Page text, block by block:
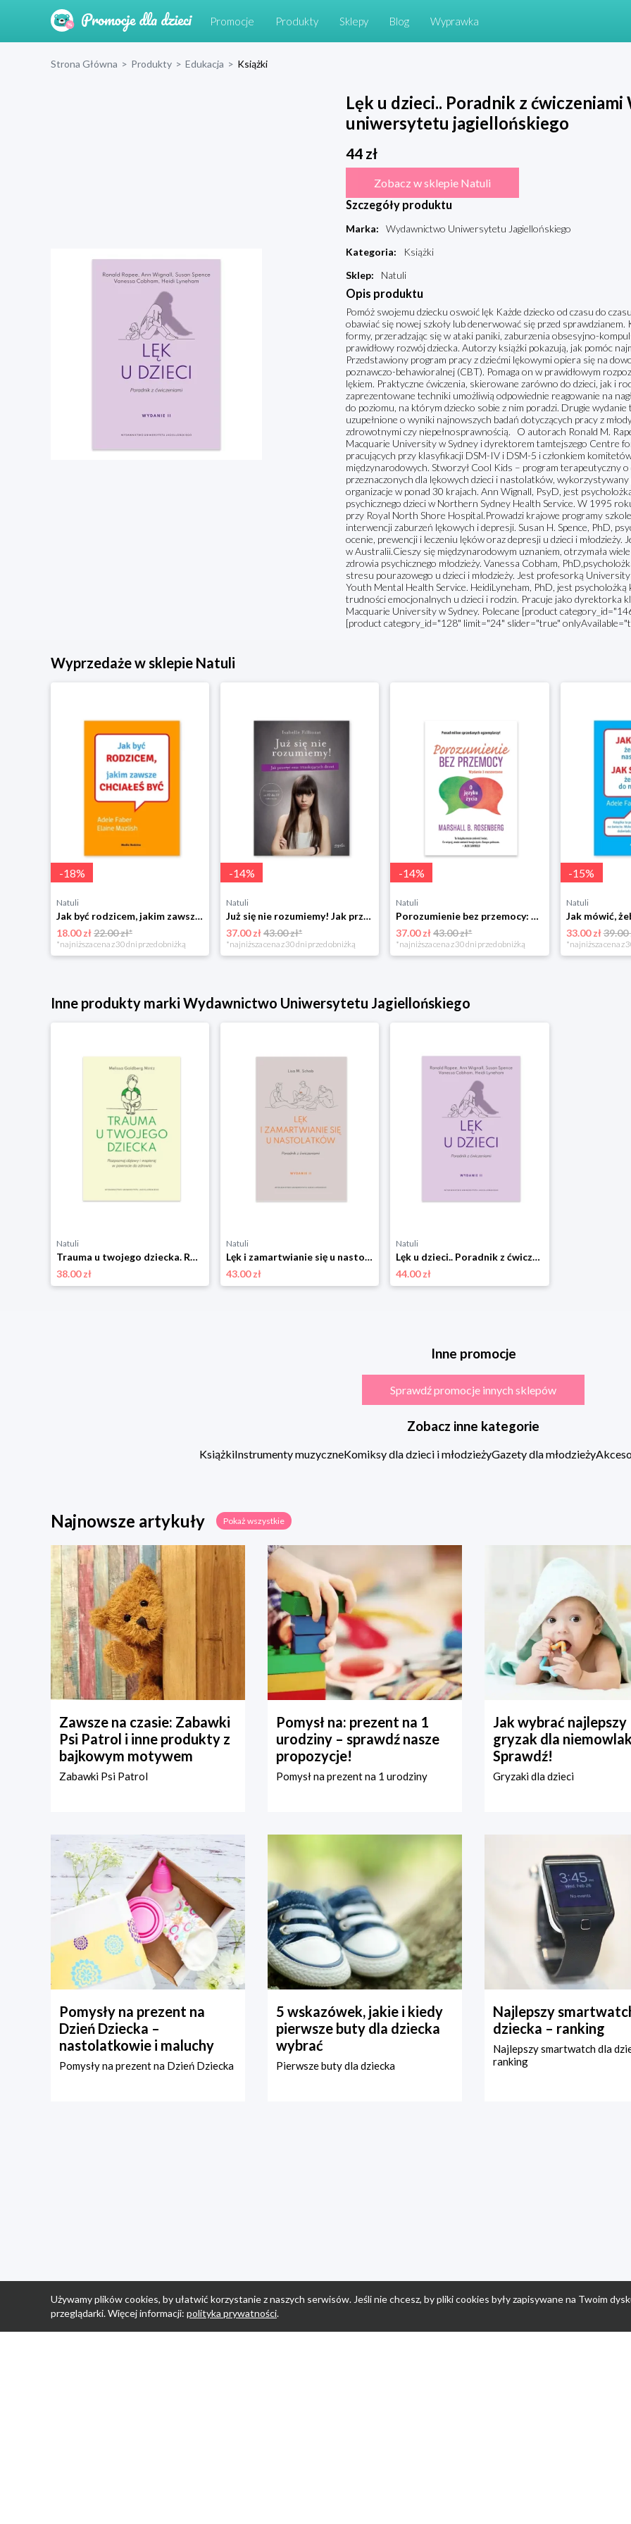
Promocje Produkty Sklepy Blog Wyprawka
Strona Główna > Produkty > Edukacja > Książki
Lęk u dzieci.. Poradnik z
uniwersytetu jagiellońskiego
44zł
Zobacz w sklepie Natuli
Szczegóły produktu
Marka:
Wydawnictwo Uniwersytetu Jagiellońskiego
Kategoria:
Książki
Sklep: Natuli
Opis produktu
Pomóż swojemu dziecku oswoić lęk Każde dziecko od czasu do
obawiać się nowej szkoły lub denerwować się przed
formy, przeradzając się w ataki paniki, zaburzenia obsesyjno-
prawidłowy rozwój dziecka. Autorzy książki pokazują, jak pomóc
Przedstawiony program pracy z dziećmi lękowymi opiera się na
poznawczo-behawioralnej (CBT). Pomaga on w prawidłowym
lękiem. Praktyczne ćwiczenia, skierowane zarówno do dzieci, jak i
zaprezentowane techniki umożliwią odpowiednie reagowanie na
do poziomu, na którym dziecko sobie z nim poradzi. Drugie
uzupełnione o wyniki najnowszych badań dotyczących pracy z
zdrowotnymi czy niepełnosprawnością. O autorach Ronald M.
Macquarie University w Sydney i dyrektorem tamtejszego Centre
pracujących przy klasyfikacji DSM-IV i DSM-5 i członkiem
międzynarodowych. Stworzył Cool Kids – program terapeutyczny
przeznaczonych dla lękowych dzieci i nastolatków,
organizacje w ponad 30 krajach. Ann Wignall, PsyD, jest
psychicznego dzieci w Northern Sydney Health Service. W 1995
przy Royal North Shore Hospital.Prowadzi krajowe programy
interwencji zaburzeń lękowych i depresji. Susan H. Spence, PhD,
ocenie, prewencji i leczeniu lęków oraz depresji u dzieci i
w Australii.Cieszy się międzynarodowym uznaniem, otrzymała
zdrowia psychicznego młodzieży. Vanessa Cobham,
stresu pourazowego u dzieci i młodzieży. Jest profesorką
Youth Mental Health Service. HeidiLyneham, PhD, jest psycholożką
trudności emocjonalnych u dzieci i rodzin. Pracuje jako dyrektorka
Macquarie University w Sydney. Polecane [product
[product category_id="128" limit="24" slider="true"
Wyprzedaże w sklepie Natuli
-18%
Natuli
Jak być rodzicem, jakim zawsze chciałeś być Media rodzina
18.00 zł22.00 zł*
*najniższa cena z 30 dni przed obniżką
-14%
Natuli
Już się nie rozumiemy! Jak przeżyć czas trzaskających drzwi Esprit
37.00 zł43.00 zł*
*najniższa cena z 30 dni przed obniżką
-14%
Natuli
Porozumienie bez przemocy: o języku życia Czarna owca
37.00 zł43.00 zł*
*najniższa cena z 30 dni przed obniżką
-15%
Natuli
33.00 zł39.00
*najniższa cena z
Inne produkty marki Wydawnictwo Uniwersytetu Jagiellońskiego
Natuli
Trauma u twojego dziecka. Rozpoznaj objawy i wspieraj w powrocie do zdrowia Wydawnictwo uniwersytetu jagiellońskiego
38.00 zł
Natuli
Lęk i zamartwianie się u nastolatków. Poradnik z ćwiczeniami Wydawnictwo uniwersytetu jagiellońskiego
43.00 zł
Natuli
Lęk u dzieci.. Poradnik z ćwiczeniami Wydawnictwo uniwersytetu jagiellońskiego
44.00 zł
Inne promocje
Sprawdź promocje innych sklepów
Zobacz inne kategorie
KsiążkiInstrumenty muzyczneKomiksy dla dzieci i młodzieżyGazety dla młodzieży
Najnowsze artykuły Pokaż wszystkie
Zawsze na czasie: Zabawki
Psi Patrol i inne produkty z
bajkowym motywem
Zabawki Psi Patrol
Pomysł na: prezent na 1
urodziny – sprawdź nasze
propozycje!
Pomysł na prezent na 1 urodziny
Jak wybrać najlepszy
gryzak dla
Sprawdź!
Gryzaki dla dzieci
Pomysły na prezent na
Dzień Dziecka –
nastolatkowie i maluchy
Pomysły na prezent na Dzień Dziecka
5 wskazówek, jakie i kiedy
pierwsze buty dla dziecka
wybrać
Pierwsze buty dla dziecka
Najlepszy
dziecka – ranking
Najlepszy smartwatch dla
ranking
Używamy plików cookies, by ułatwić korzystanie z naszych serwisów. Jeśli nie chcesz, by pliki cookies były zapisywane na Twoim
przeglądarki. Więcej informacji: polityka prywatności.